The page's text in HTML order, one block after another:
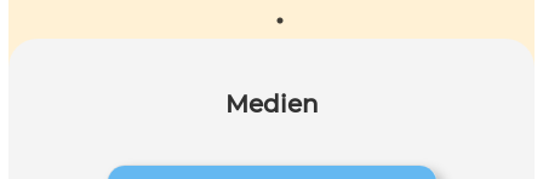
Medien